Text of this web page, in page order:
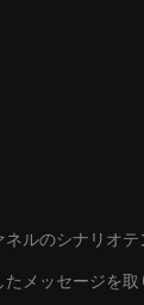
ルのシナリオ
メッセージを